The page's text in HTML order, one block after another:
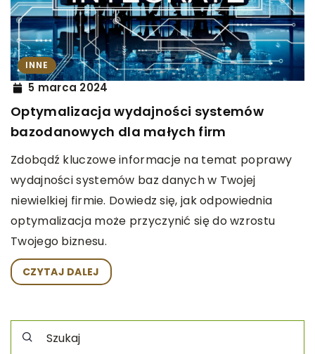
INNE
5 marca 2024
Optymalizacja wydajności systemów
bazodanowych dla małych firm
Zdobądź kluczowe informacje na temat poprawy
wydajności systemów baz danych w Twojej
niewielkiej firmie. Dowiedz się, jak odpowiednia
optymalizacja może przyczynić się do wzrostu
Twojego biznesu.
CZYTAJ DALEJ